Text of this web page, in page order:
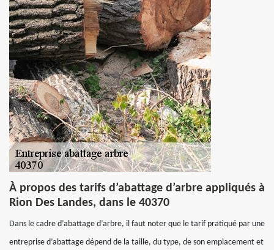
À propos des tarifs d’abattage d’arbre appliqués à
Rion Des Landes, dans le 40370
Dans le cadre d’abattage d’arbre, il faut noter que le tarif pratiqué par une
entreprise d’abattage dépend de la taille, du type, de son emplacement et